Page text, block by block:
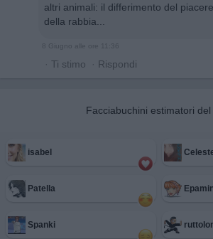
altri animali: il differimento del
della rabbia...
8 Giugno alle ore 11:36
· Ti stimo · Rispondi
Facciabuchini estimatori del
isabel
Patella
Spanki